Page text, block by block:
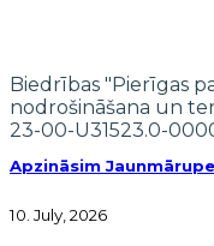
Apzināsim
10. July, 2026
Biedrības "Pierīgas
nodrošināšana un
23-00-U31523.0-